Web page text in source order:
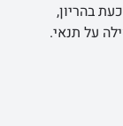
כעת בהריון,
על תנאי.